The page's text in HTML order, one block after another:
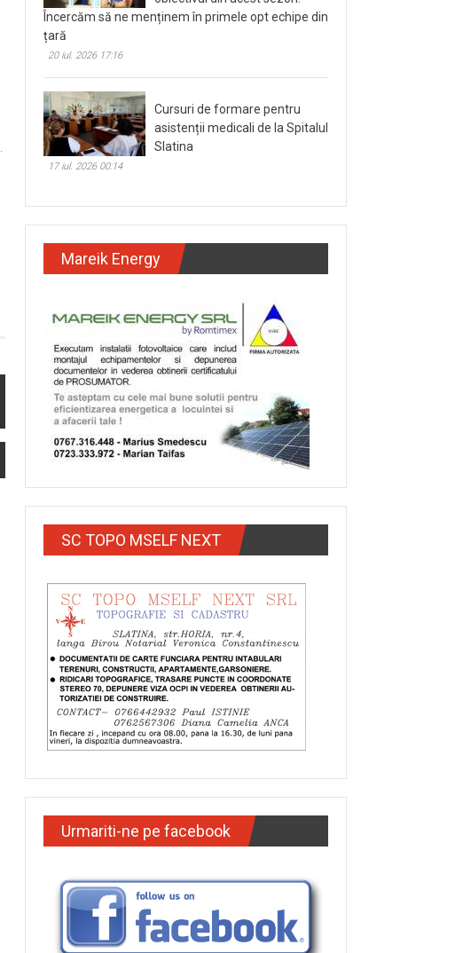
Încercăm să ne menținem în primele opt echipe din
țară
20 iul. 2026 17:16
Cursuri de formare pentru
asistenții medicali de la Spitalul
Slatina
17 iul. 2026 00:14
Mareik Energy
SC TOPO MSELF NEXT
Urmariti-ne pe facebook